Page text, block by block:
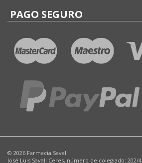
PAGO SEGURO
© 2026 Farmacia Savall
José Luis Savall Ceres, número de colegiado: 202/4